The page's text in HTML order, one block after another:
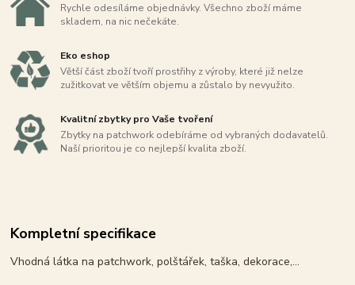
Rychle odesíláme objednávky. Všechno zboží máme
skladem, na nic nečekáte.
Eko eshop
Větší část zboží tvoří prostřihy z výroby, které již nelze
zužitkovat ve větším objemu a zůstalo by nevyužito.
Kvalitní zbytky pro Vaše tvoření
Zbytky na patchwork odebíráme od vybraných dodavatelů.
Naší prioritou je co nejlepší kvalita zboží.
Kompletní specifikace
Vhodná látka na patchwork, polštářek, taška, dekorace,...